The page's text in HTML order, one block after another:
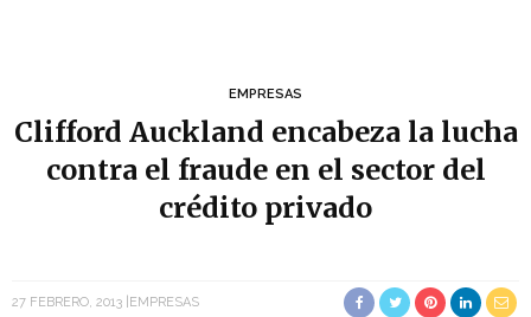
EMPRESAS
Clifford Auckland encabeza la lucha
contra el fraude en el sector del
crédito privado
27 FEBRERO, 2013 EMPRESAS